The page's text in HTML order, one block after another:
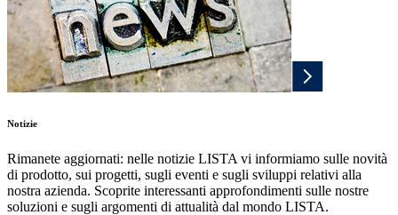
Notizie
Rimanete aggiornati: nelle notizie LISTA vi informiamo sulle novità
di prodotto, sui progetti, sugli eventi e sugli sviluppi relativi alla
nostra azienda. Scoprite interessanti approfondimenti sulle nostre
soluzioni e sugli argomenti di attualità dal mondo LISTA.